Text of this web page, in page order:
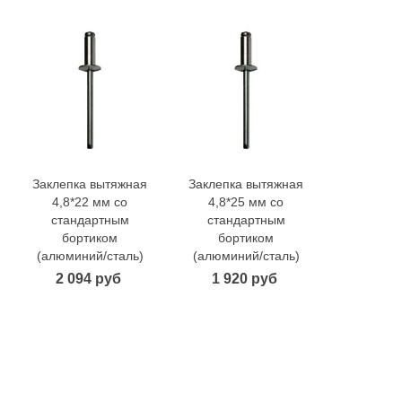
В корзину
Заклепка вытяжная
4,8*22 мм со
стандартным
бортиком
(алюминий/сталь)
2 094 руб
В корзину
Заклепка вытяжная
4,8*25 мм со
стандартным
бортиком
(алюминий/сталь)
1 920 руб